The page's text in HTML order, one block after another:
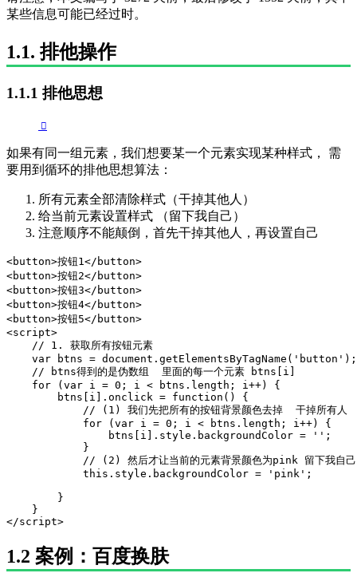
某些信息可能已经过时。
1.1. 排他操作
1.1.1 排他思想
如果有同一组元素，我们想要某一个元素实现某种样式， 需
要用到循环的排他思想算法：
所有元素全部清除样式（干掉其他人）
给当前元素设置样式 （留下我自己）
注意顺序不能颠倒，首先干掉其他人，再设置自己
<button>按钮1</button>
<button>按钮2</button>
<button>按钮3</button>
<button>按钮4</button>
<button>按钮5</button>
<script>
    // 1. 获取所有按钮元素
    var btns = document.getElementsByTagName('button');
    // btns得到的是伪数组  里面的每一个元素 btns[i]
    for (var i = 0; i < btns.length; i++) {
        btns[i].onclick = function() {
            // (1) 我们先把所有的按钮背景颜色去掉  干掉所有人
            for (var i = 0; i < btns.length; i++) {
                btns[i].style.backgroundColor = '';
            }
            // (2) 然后才让当前的元素背景颜色为pink 留下我自己
            this.style.backgroundColor = 'pink';
        }
    }
</script>
1.2 案例：百度换肤